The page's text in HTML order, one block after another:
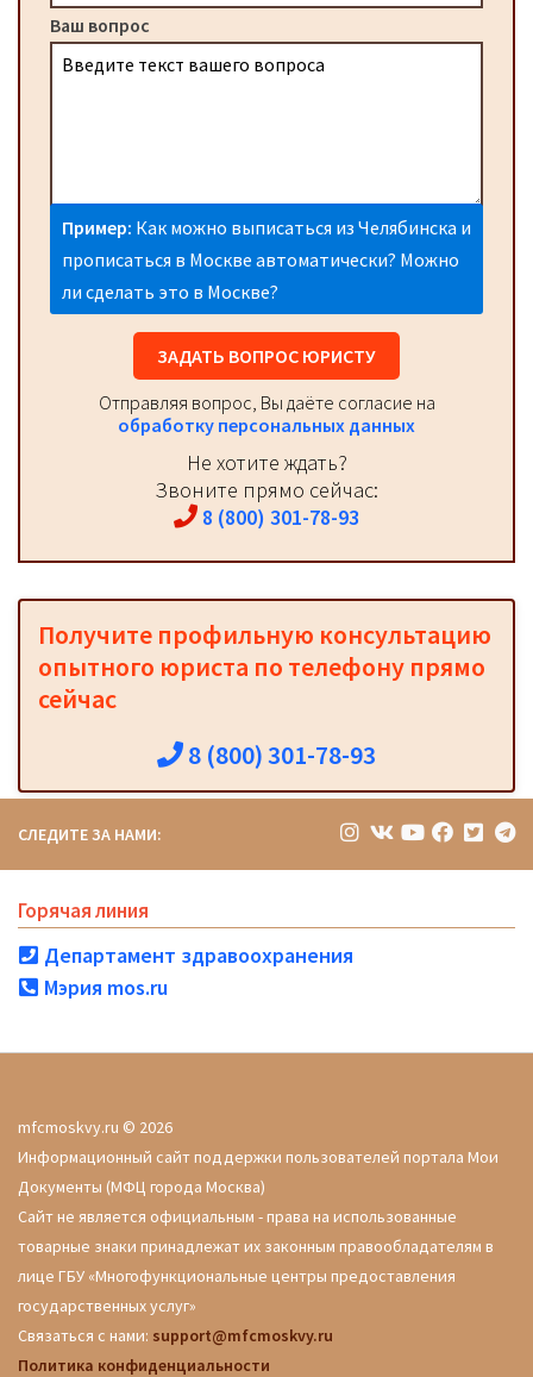
Ваш вопрос
Пример: Как можно выписаться из Челябинска и
прописаться в Москве автоматически? Можно
ли сделать это в Москве?
ЗАДАТЬ ВОПРОС ЮРИСТУ
Отправляя вопрос, Вы даёте согласие на
обработку персональных данных
Не хотите ждать?
Звоните прямо сейчас:
8 (800) 301-78-93
Получите профильную консультацию
опытного юриста по телефону прямо
сейчас
8 (800) 301-78-93
СЛЕДИТЕ ЗА НАМИ:
Горячая линия
Департамент здравоохранения
Мэрия mos.ru
mfcmoskvy.ru © 2026
Информационный сайт поддержки пользователей портала Мои
Документы (МФЦ города Москва)
Сайт не является официальным - права на использованные
товарные знаки принадлежат их законным правообладателям в
лице ГБУ «Многофункциональные центры предоставления
государственных услуг»
Связаться с нами: support@mfcmoskvy.ru
Политика конфиденциальности